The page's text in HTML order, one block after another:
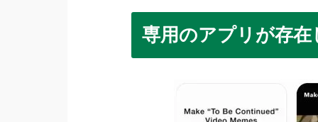
専用のアプリが存在